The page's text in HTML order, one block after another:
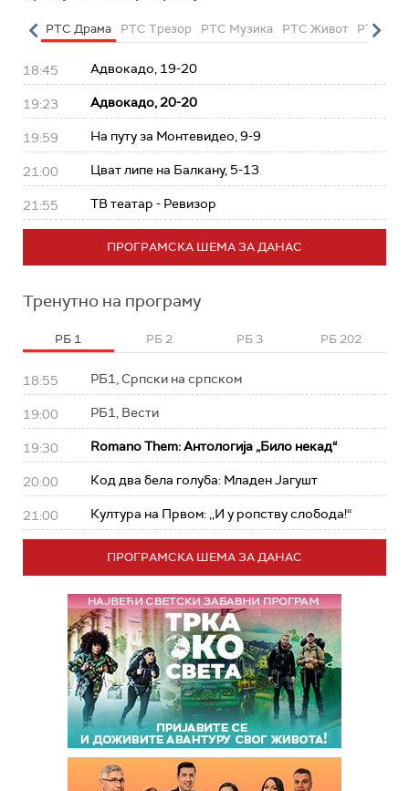
РТС Драма РТС Трезор РТС Музика РТС Живот РТС
18:45 Адвокадо, 19-20
19:23 Адвокадо, 20-20
19:59 На путу за Монтевидео, 9-9
21:00 Цват липе на Балкану, 5-13
21:55 ТВ театар - Ревизор
ПРОГРАМСКА ШЕМА ЗА ДАНАС
Тренутно на програму
РБ 1 РБ 2 РБ 3 РБ 202
18:55 РБ1, Српски на српском
19:00 РБ1, Вести
19:30 Romano Them: Антологија „Било некад“
20:00 Код два бела голуба: Младен Јагушт
21:00 Култура на Првом: ,,И у ропству слобода!“
ПРОГРАМСКА ШЕМА ЗА ДАНАС